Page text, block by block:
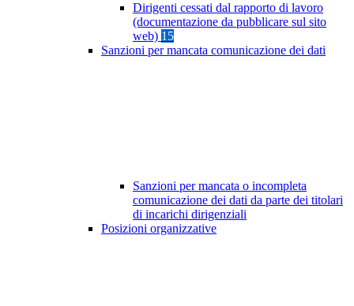
Dirigenti cessati dal rapporto di lavoro
(documentazione da pubblicare sul sito
web) 15
Sanzioni per mancata comunicazione dei dati
Sanzioni per mancata o incompleta
comunicazione dei dati da parte dei titolari
di incarichi dirigenziali
Posizioni organizzative